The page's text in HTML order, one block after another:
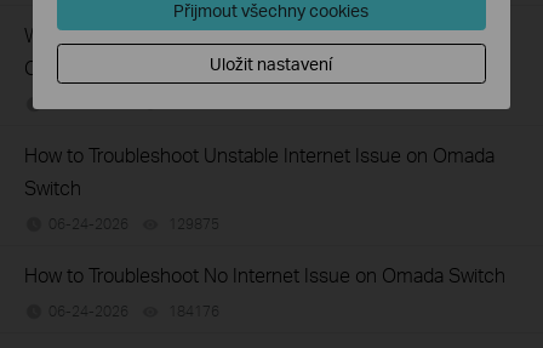
What Can I Do If My PC Has Slow Network Speed When
Connected to an Unmanaged Switch?
How to Troubleshoot Unstable Internet Issue on Omada
Switch
06-24-2026 129875
How to Troubleshoot No Internet Issue on Omada Switch
06-24-2026 184176
Přijmout všechny cookies
Uložit nastavení